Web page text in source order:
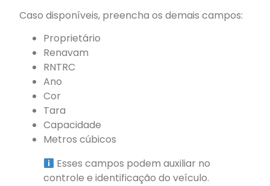
Caso disponíveis, preencha os demais campos:
Proprietário
Renavam
RNTRC
Ano
Cor
Tara
Capacidade
Metros cúbicos
Esses campos podem auxiliar no
controle e identificação do veículo.